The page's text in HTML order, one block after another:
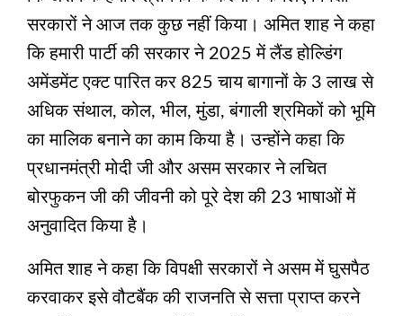
सरकारों ने आज तक कुछ नहीं किया। अमित शाह ने कहा
कि हमारी पार्टी की सरकार ने 2025 में लैंड होल्डिंग
अमेंडमेंट एक्ट पारित कर 825 चाय बागानों के 3 लाख से
अधिक संथाल, कोल, भील, मुंडा, बंगाली श्रमिकों को भूमि
का मालिक बनाने का काम किया है। उन्होंने कहा कि
प्रधानमंत्री मोदी जी और असम सरकार ने लचित
बोरफुकन जी की जीवनी को पूरे देश की 23 भाषाओं में
अनुवादित किया है।
अमित शाह ने कहा कि विपक्षी सरकारों ने असम में घुसपैठ
करवाकर इसे वौटबैंक की राजनति से सत्ता प्राप्त करने